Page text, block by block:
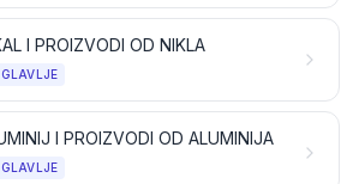
I PROIZVODI OD NIKLA
I PROIZVODI OD ALUMINIJA